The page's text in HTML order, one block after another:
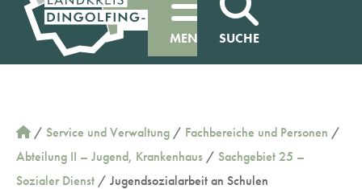
MENÜ SUCHE
/ Service und Verwaltung / Fachbereiche und Personen /
Abteilung II – Jugend, Krankenhaus / Sachgebiet 25 –
Sozialer Dienst / Jugendsozialarbeit an Schulen